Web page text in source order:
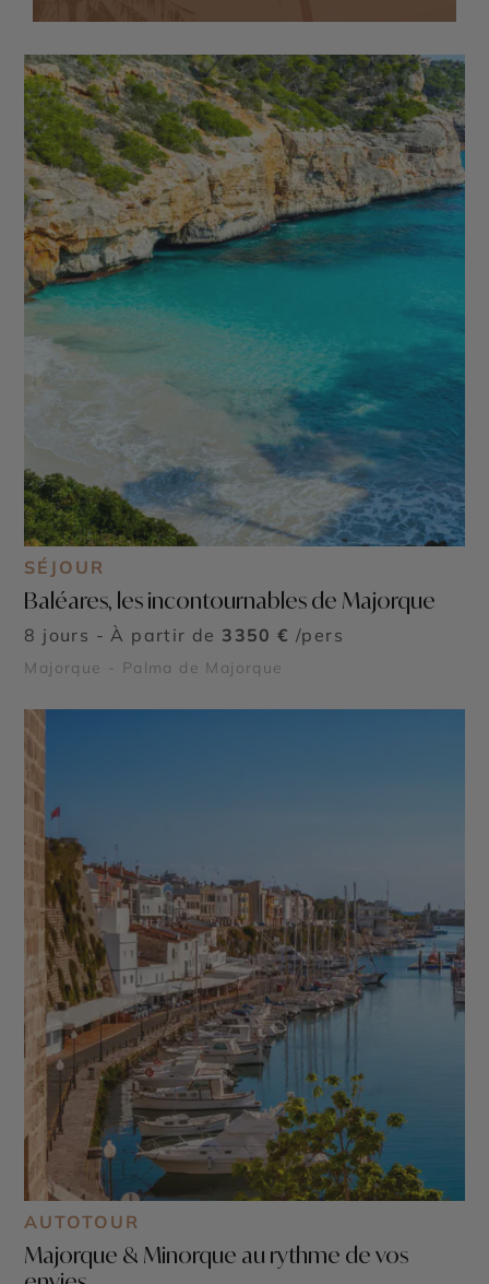
SÉJOUR
Baléares, les incontournables de Majorque
8 jours - À partir de 3350 € /pers
Majorque - Palma de Majorque
AUTOTOUR
Majorque & Minorque au rythme de vos